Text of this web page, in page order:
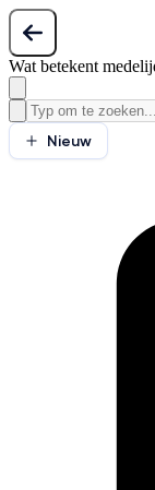
Wat betekent
Nieuw